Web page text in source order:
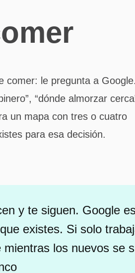
comer: le pregunta a Google.
“dónde almorzar
un mapa con tres o cuatro
para esa decisión.
y te siguen. Google
existes. Si solo
los nuevos se